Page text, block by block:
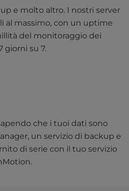
e molto altro. I nostri server
al massimo, con un uptime
del monitoraggio dei
giorni su 7.
che i tuoi dati sono
un servizio di backup e
di serie con il tuo servizio